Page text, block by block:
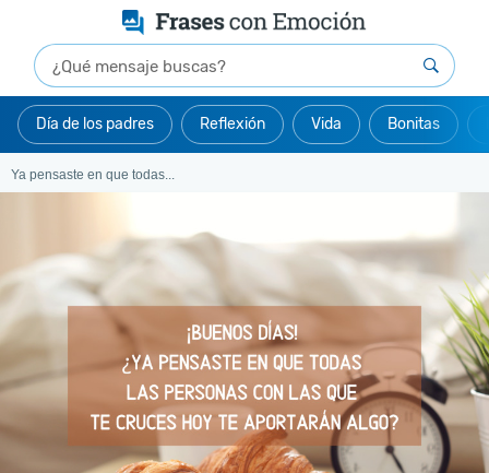
Día de los padres Reflexión Vida Bonitas
Ya pensaste en que todas...